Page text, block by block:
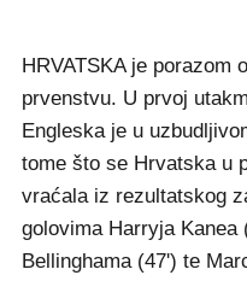
HRVATSKA je porazom
prvenstvu. U prvoj
Engleska je u
tome što se Hrvatska u
vraćala iz rezultatskog
golovima Harryja Kanea
Bellinghama (47') te